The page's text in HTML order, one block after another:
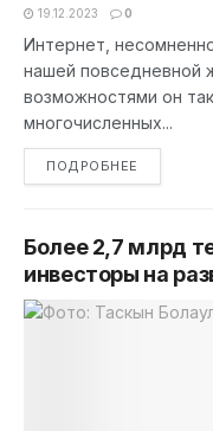
19.12.2023 0
Интернет,
нашей повседневной
возможностями он
многочисленных...
ПОДРОБНЕЕ
Более 2,7 млрд
инвесторы на